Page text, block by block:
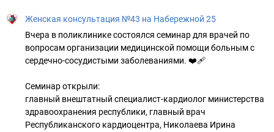
Женская консультация №43 на Набережной 25
Вчера в поликлинике состоялся семинар для врачей по
вопросам организации медицинской помощи больным с
сердечно-сосудистыми заболеваниями. ❤‍🩹
Семинар открыли:
главный внештатный специалист-кардиолог министерства
здравоохранения республики, главный врач
Республиканского кардиоцентра, Николаева Ирина